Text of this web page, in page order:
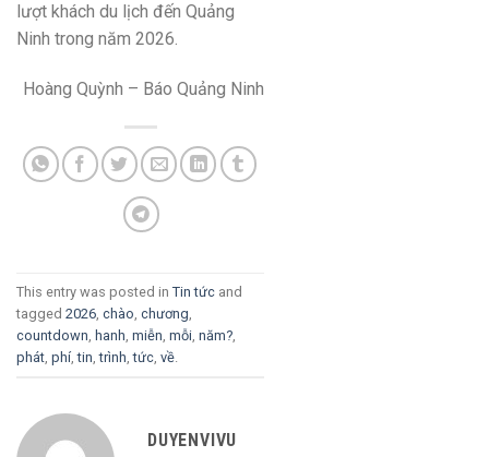
lượt khách du lịch đến Quảng
Ninh trong năm 2026.
Hoàng Quỳnh – Báo Quảng Ninh
This entry was posted in Tin tức and
tagged 2026 chào chương
countdown hanh miễn mỗi năm?
phát phí ,tin ,trình ,tức về
DUYENVIVU